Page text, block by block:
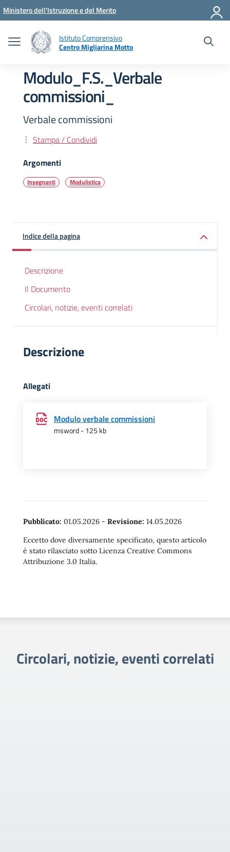
Vai ai contenuti
Vai al menu di navigazione
Vai al footer
Ministero dell'Istruzione e del Merito
Istituto Comprensivo
Centro Migliarina Motto
Modulo_F.S._Verbale
commissioni_
Verbale commissioni
Stampa / Condividi
Argomenti
Insegnanti Modulistica
Indice della pagina
Descrizione
Il Documento
Circolari, notizie, eventi correlati
Descrizione
Allegati
Modulo verbale commissioni
msword - 125 kb
Pubblicato: 01.05.2026 - Revisione: 14.05.2026
Eccetto dove diversamente specificato, questo articolo
è stato rilasciato sotto Licenza Creative Commons
Attribuzione 3.0 Italia.
Circolari, notizie, eventi correlati